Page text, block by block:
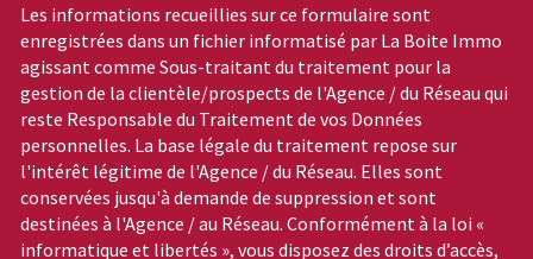
Les informations recueillies sur ce formulaire sont
enregistrées dans un fichier informatisé par La Boite Immo
agissant comme Sous-traitant du traitement pour la
gestion de la clientèle/prospects de l'Agence / du Réseau qui
reste Responsable du Traitement de vos Données
personnelles. La base légale du traitement repose sur
l'intérêt légitime de l'Agence / du Réseau. Elles sont
conservées jusqu'à demande de suppression et sont
destinées à l'Agence / au Réseau. Conformément à la loi «
informatique et libertés », vous disposez des droits d’accès,